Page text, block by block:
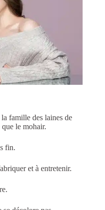
famille des laines de
le mohair.
fin.
et à entretenir.